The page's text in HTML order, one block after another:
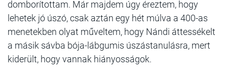
domborítottam. Már majdem úgy éreztem, hogy
lehetek jó úszó, csak aztán egy hét múlva a 400-as
menetekben olyat műveltem, hogy Nándi áttessékelt
a másik sávba bója-lábgumis úszástanulásra, mert
kiderült, hogy vannak hiányosságok.